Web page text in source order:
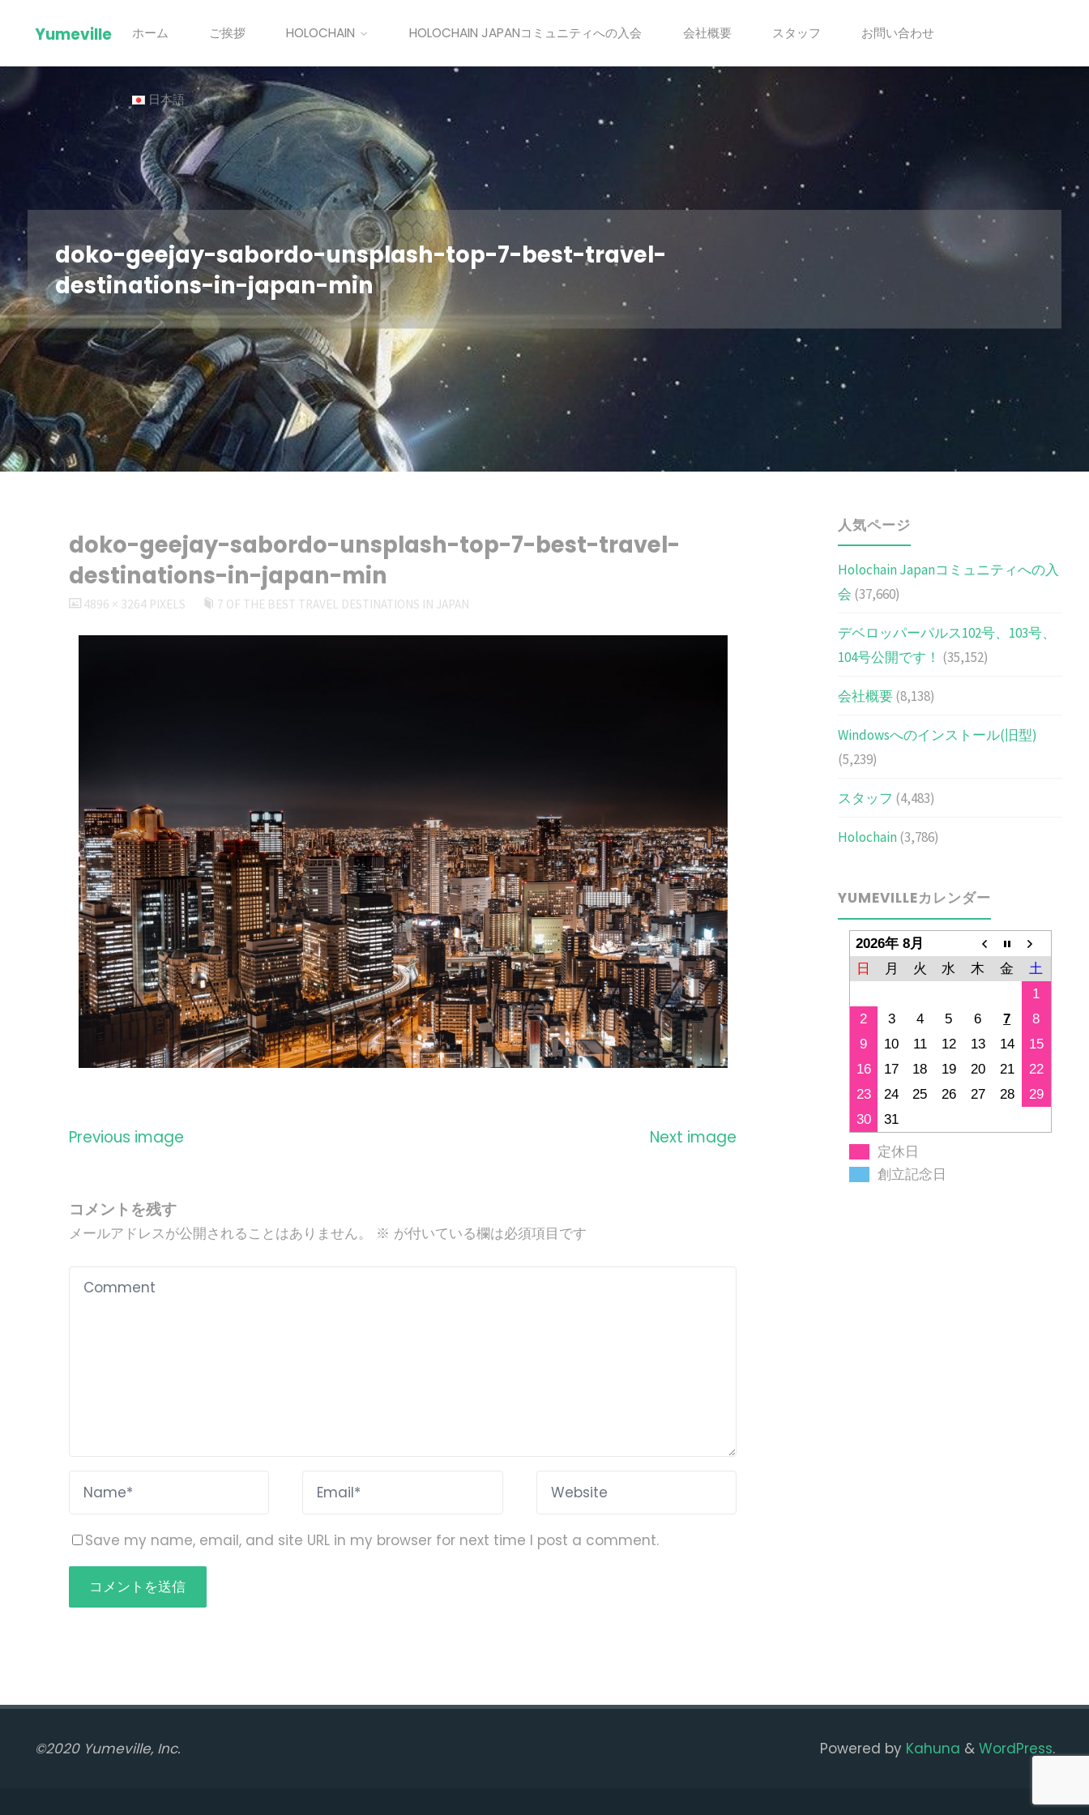
Yumeville ホーム ご挨拶 HOLOCHAIN HOLOCHAIN JAPANコミュニティへの入会 会社概要 スタッフ お問い合わせ
日本語
doko-geejay-sabordo-unsplash-top-7-best-travel-
destinations-in-japan-min
doko-geejay-sabordo-unsplash-top-7-best-travel-
destinations-in-japan-min
FULL4896 × 3264 PIXELS 7 OF THE BEST TRAVEL DESTINATIONS IN JAPAN
Previous image Next image
コメントを残す
メールアドレスが公開されることはありません。 ※ が付いている欄は必須項目です
Save my name, email, and site URL in my browser for next time I post a comment.
人気ページ
Holochain Japanコミュニティへの入
会 (37,660)
デベロッパーパルス102号、103号、
104号公開です！ (35,152)
会社概要(8,138)
Windowsへのインストール(旧型)
(5,239)
スタッフ (4,483)
Holochain(3,786)
YUMEVILLEカレンダー
2026年 8月
日
月 火 水 木 金
土
1
2
3 4 5 6 7
8
9
10 11 12 13 14
15
16
17 18 19 20 21
22
23
24 25 26 27 28
29
30
31
定休日
創立記念日
Powered by Kahuna & WordPress.
©2020 Yumeville, Inc.